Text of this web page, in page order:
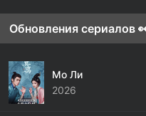
Обновления сериалов
Мо Ли
2026